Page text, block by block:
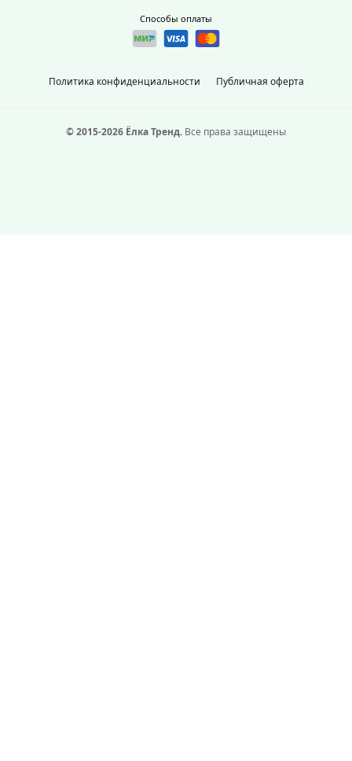
Политика конфиденциальности Публичная оферта
Способы оплаты
© 2015-2026 Ёлка Тренд. Все права защищены